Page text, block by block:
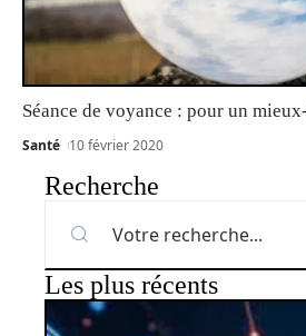
Séance de voyance : pour un
Santé 10 février 2020
Recherche
Les plus récents